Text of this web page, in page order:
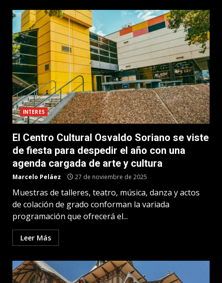
INTERES
El Centro Cultural Osvaldo Soriano se viste
de fiesta para despedir el año con una
agenda cargada de arte y cultura
Marcelo Peláez 27 de noviembre de 2025
Muestras de talleres, teatro, música, danza y actos
de colación de grado conforman la variada
programación que ofrecerá el...
Leer Más